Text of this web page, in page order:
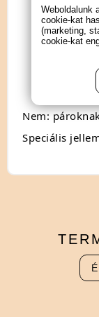
Gond
a kiváló
gumi-
Nem:
Speciális
Weboldalunk
cookie-kat
(marketing,
cookie-kat